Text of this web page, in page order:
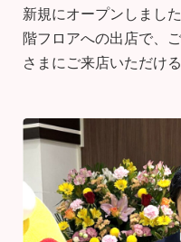
新規にオープンしまし
階フロアへの出店で、
さまにご来店いただけ